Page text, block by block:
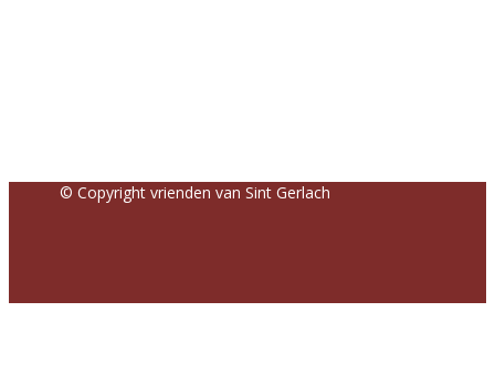
© Copyright vrienden van Sint Gerlach